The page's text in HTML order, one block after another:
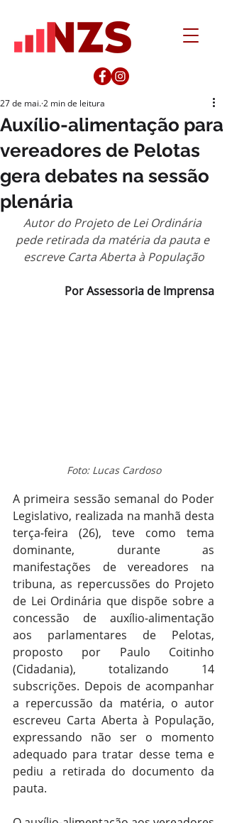
Auxílio-alimentação para
vereadores de Pelotas
gera debates na sessão
plenária
27 de mai.2 min de leitura
Autor do Projeto de Lei Ordinária
pede retirada da matéria da pauta e
escreve Carta Aberta à População
Por Assessoria de Imprensa
Foto: Lucas Cardoso
A primeira sessão semanal do Poder
Legislativo, realizada na manhã desta
terça-feira (26), teve como tema
dominante, durante as
manifestações de vereadores na
tribuna, as repercussões do Projeto
de Lei Ordinária que dispõe sobre a
concessão de auxílio-alimentação
aos parlamentares de Pelotas,
proposto por Paulo Coitinho
(Cidadania), totalizando 14
subscrições. Depois de acompanhar
a repercussão da matéria, o autor
escreveu Carta Aberta à População,
expressando não ser o momento
adequado para tratar desse tema e
pediu a retirada do documento da
pauta.